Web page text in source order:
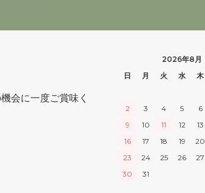
会に一度ご賞味く
2026年8月
日
月 火 水 木
2
3 4 5 6
9
10 11 12 13
16
17 18 19 20
23
24 25 26 27
30
31